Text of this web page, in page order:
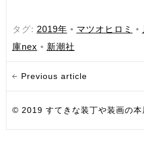
タグ: 2019年 • マツオヒロミ •
庫nex • 新潮社
Previous article
© 2019 すてきな装丁や装画